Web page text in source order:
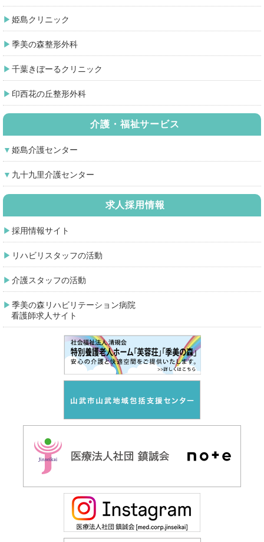
姫島クリニック
季美の森整形外科
千葉きぼーるクリニック
印西花の丘整形外科
介護・福祉サービス
姫島介護センター
九十九里介護センター
求人採用情報
採用情報サイト
リハビリスタッフの活動
介護スタッフの活動
季美の森リハビリテーション病院
看護師求人サイト